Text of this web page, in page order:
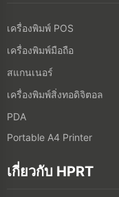
เครื่องพิมพ์ POS
เครื่องพิมพ์มือถือ
สแกนเนอร์
เครื่องพิมพ์สิ่งทอดิจิตอล
PDA
Portable A4 Printer
เกี่ยวกับ HPRT